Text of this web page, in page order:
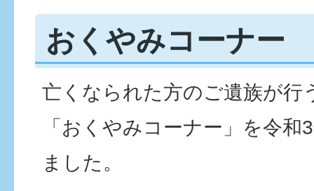
おくやみコーナー
亡くなられた方のご遺族が行
「おくやみコーナー」を令和
ました。